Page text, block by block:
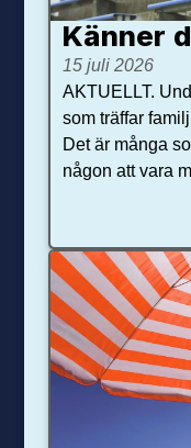
Känner
15 juli 2026
AKTUELLT.
som träffar
Det är många
någon att vara